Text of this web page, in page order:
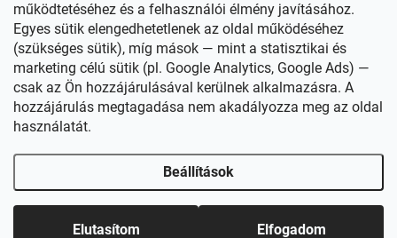
működtetéséhez és a felhasználói élmény javításához.
Egyes sütik elengedhetetlenek az oldal működéséhez
(szükséges sütik), míg mások — mint a statisztikai és
marketing célú sütik (pl. Google Analytics, Google Ads) —
csak az Ön hozzájárulásával kerülnek alkalmazásra. A
hozzájárulás megtagadása nem akadályozza meg az oldal
használatát.
Beállítások
Elutasítom Elfogadom
Copyright 2026Világvarázs. Minden jog fenntartva.Süti beállítások
szerkesztése